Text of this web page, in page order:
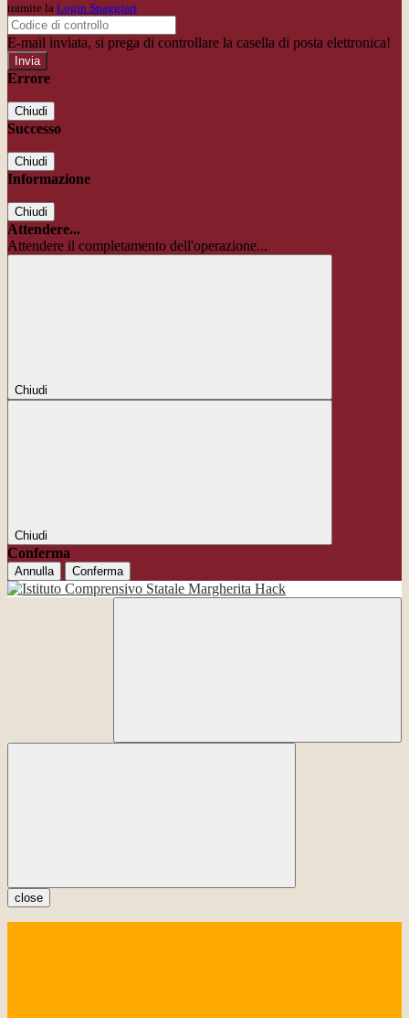
tramite la Login Spaggiari
E-mail inviata, si prega di controllare la casella di posta elettronica!
Errore
Chiudi
Successo
Chiudi
Informazione
Chiudi
Attendere...
Attendere il completamento dell'operazione...
Chiudi
Chiudi
Conferma
Annulla Conferma
close